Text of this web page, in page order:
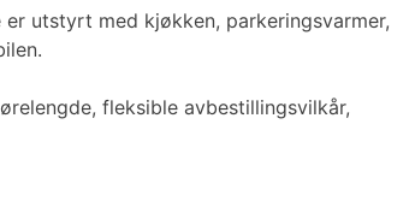
er utstyrt med kjøkken, parkeringsvarmer,
fleksible avbestillingsvilkår,